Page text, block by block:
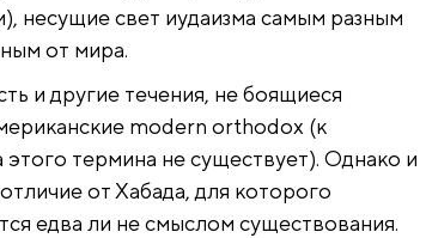
несущие свет иудаизма самым разным
от мира.
и другие течения, не боящиеся
modern orthodox (к
термина не существует). Однако и
от Хабада, для которого
едва ли не смыслом существования.